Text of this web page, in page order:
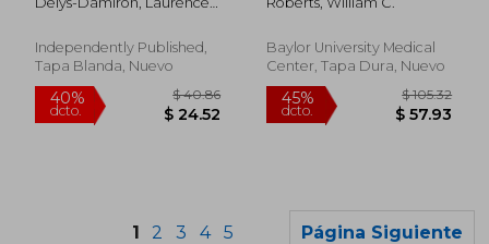
Francés)
Independently Published,
Tapa Blanda, Nuevo
Baylor University Medical
Center, Tapa Dura, Nuevo
1 2 3 4 5 Página Siguiente